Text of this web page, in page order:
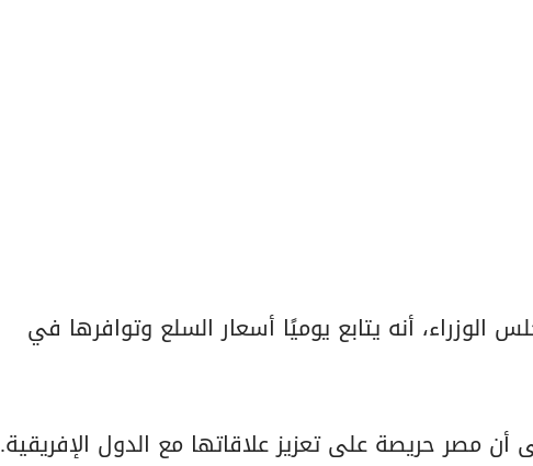
أنه يتابع يوميًا أسعار السلع وتوافرها في
مصر حريصة على تعزيز علاقاتها مع الدول الإفريقية.